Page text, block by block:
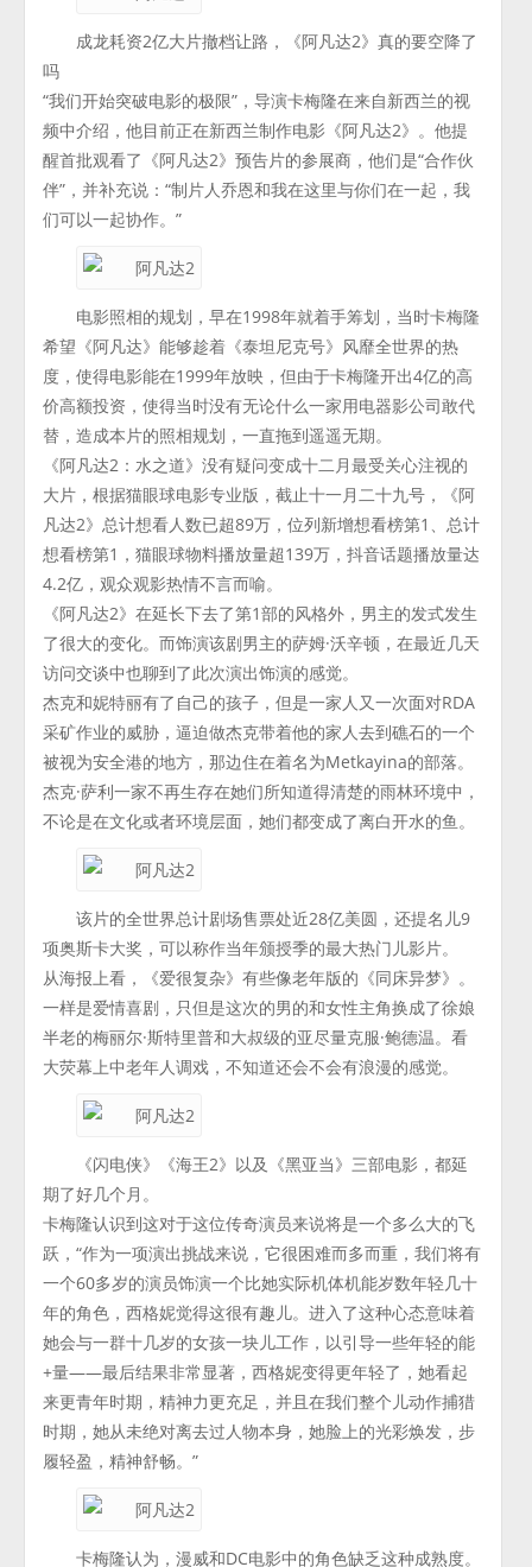
成龙耗资2亿大片撤档让路，《阿凡达2》真的要空降了
吗
“我们开始突破电影的极限”，导演卡梅隆在来自新西兰的视
频中介绍，他目前正在新西兰制作电影《阿凡达2》。他提
醒首批观看了《阿凡达2》预告片的参展商，他们是“合作伙
伴”，并补充说：“制片人乔恩和我在这里与你们在一起，我
们可以一起协作。”
电影照相的规划，早在1998年就着手筹划，当时卡梅隆
希望《阿凡达》能够趁着《泰坦尼克号》风靡全世界的热
度，使得电影能在1999年放映，但由于卡梅隆开出4亿的高
价高额投资，使得当时没有无论什么一家用电器影公司敢代
替，造成本片的照相规划，一直拖到遥遥无期。
《阿凡达2：水之道》没有疑问变成十二月最受关心注视的
大片，根据猫眼球电影专业版，截止十一月二十九号，《阿
凡达2》总计想看人数已超89万，位列新增想看榜第1、总计
想看榜第1，猫眼球物料播放量超139万，抖音话题播放量达
4.2亿，观众观影热情不言而喻。
《阿凡达2》在延长下去了第1部的风格外，男主的发式发生
了很大的变化。而饰演该剧男主的萨姆·沃辛顿，在最近几天
访问交谈中也聊到了此次演出饰演的感觉。
杰克和妮特丽有了自己的孩子，但是一家人又一次面对RDA
采矿作业的威胁，逼迫做杰克带着他的家人去到礁石的一个
被视为安全港的地方，那边住在着名为Metkayina的部落。
杰克·萨利一家不再生存在她们所知道得清楚的雨林环境中，
不论是在文化或者环境层面，她们都变成了离白开水的鱼。
该片的全世界总计剧场售票处近28亿美圆，还提名儿9
项奥斯卡大奖，可以称作当年颁授季的最大热门儿影片。
从海报上看，《爱很复杂》有些像老年版的《同床异梦》。
一样是爱情喜剧，只但是这次的男的和女性主角换成了徐娘
半老的梅丽尔·斯特里普和大叔级的亚尽量克服·鲍德温。看
大荧幕上中老年人调戏，不知道还会不会有浪漫的感觉。
《闪电侠》《海王2》以及《黑亚当》三部电影，都延
期了好几个月。
卡梅隆认识到这对于这位传奇演员来说将是一个多么大的飞
跃，“作为一项演出挑战来说，它很困难而多而重，我们将有
一个60多岁的演员饰演一个比她实际机体机能岁数年轻几十
年的角色，西格妮觉得这很有趣儿。进入了这种心态意味着
她会与一群十几岁的女孩一块儿工作，以引导一些年轻的能
+量——最后结果非常显著，西格妮变得更年轻了，她看起
来更青年时期，精神力更充足，并且在我们整个儿动作捕猎
时期，她从未绝对离去过人物本身，她脸上的光彩焕发，步
履轻盈，精神舒畅。”
卡梅隆认为，漫威和DC电影中的角色缺乏这种成熟度。